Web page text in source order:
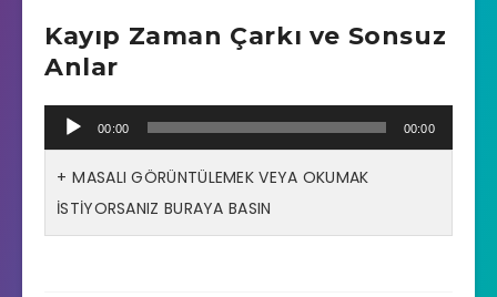
Kayıp Zaman Çarkı ve Sonsuz
Anlar
Ses
oynatıcı
00:00 00:00
MASALI GÖRÜNTÜLEMEK VEYA OKUMAK
İSTİYORSANIZ BURAYA BASIN